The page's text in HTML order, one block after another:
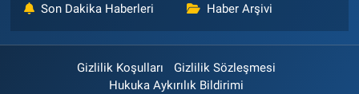
Son Dakika Haberleri Haber Arşivi
Gizlilik Koşulları
Gizlilik Sözleşmesi
Hukuka Aykırılık Bildirimi